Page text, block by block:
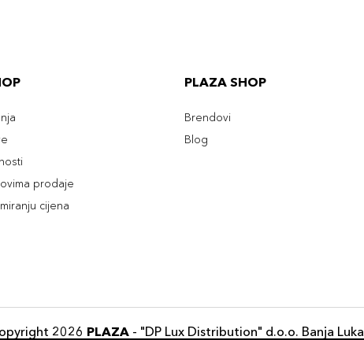
prodaje
cijena
PLAZA SHOP
Brendovi
Blog
2026 PLAZA- "DP Lux Distribution" d.o.o. Banja Luka